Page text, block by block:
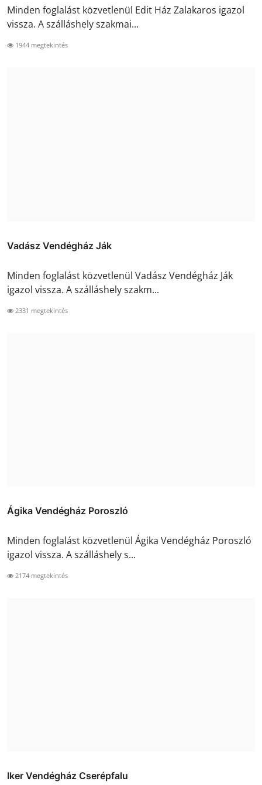
Minden foglalást közvetlenül Edit Ház Zalakaros igazol
vissza. A szálláshely szakmai...
1944 megtekintés
Vadász Vendégház Ják
Minden foglalást közvetlenül Vadász Vendégház Ják
igazol vissza. A szálláshely szakm...
2331 megtekintés
Ágika Vendégház Poroszló
Minden foglalást közvetlenül Ágika Vendégház Poroszló
igazol vissza. A szálláshely s...
2174 megtekintés
Iker Vendégház Cserépfalu